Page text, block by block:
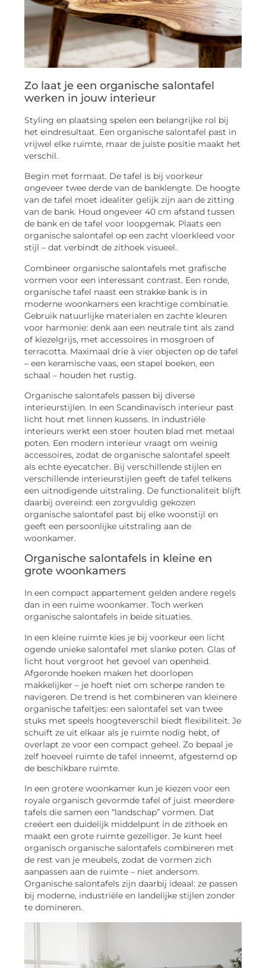
Zo laat je een organische salontafel
werken in jouw interieur
Styling en plaatsing spelen een belangrijke rol bij
het eindresultaat. Een organische salontafel past in
vrijwel elke ruimte, maar de juiste positie maakt het
verschil.
Begin met formaat. De tafel is bij voorkeur
ongeveer twee derde van de banklengte. De hoogte
van de tafel moet idealiter gelijk zijn aan de zitting
van de bank. Houd ongeveer 40 cm afstand tussen
de bank en de tafel voor loopgemak. Plaats een
organische salontafel op een zacht vloerkleed voor
stijl – dat verbindt de zithoek visueel.
Combineer organische salontafels met grafische
vormen voor een interessant contrast. Een ronde,
organische tafel naast een strakke bank is in
moderne woonkamers een krachtige combinatie.
Gebruik natuurlijke materialen en zachte kleuren
voor harmonie: denk aan een neutrale tint als zand
of kiezelgrijs, met accessoires in mosgroen of
terracotta. Maximaal drie à vier objecten op de tafel
– een keramische vaas, een stapel boeken, een
schaal – houden het rustig.
Organische salontafels passen bij diverse
interieurstijlen. In een Scandinavisch interieur past
licht hout met linnen kussens. In industriële
interieurs werkt een stoer houten blad met metaal
poten. Een modern interieur vraagt om weinig
accessoires, zodat de organische salontafel speelt
als echte eyecatcher. Bij verschillende stijlen en
verschillende interieurstijlen geeft de tafel telkens
een uitnodigende uitstraling. De functionaliteit blijft
daarbij overeind: een zorgvuldig gekozen
organische salontafel past bij elke woonstijl en
geeft een persoonlijke uitstraling aan de
woonkamer.
Organische salontafels in kleine en
grote woonkamers
In een compact appartement gelden andere regels
dan in een ruime woonkamer. Toch werken
organische salontafels in beide situaties.
In een kleine ruimte kies je bij voorkeur een licht
ogende unieke salontafel met slanke poten. Glas of
licht hout vergroot het gevoel van openheid.
Afgeronde hoeken maken het doorlopen
makkelijker – je hoeft niet om scherpe randen te
navigeren. De trend is het combineren van kleinere
organische tafeltjes: een salontafel set van twee
stuks met speels hoogteverschil biedt flexibiliteit. Je
schuift ze uit elkaar als je ruimte nodig hebt, of
overlapt ze voor een compact geheel. Zo bepaal je
zelf hoeveel ruimte de tafel inneemt, afgestemd op
de beschikbare ruimte.
In een grotere woonkamer kun je kiezen voor een
royale organisch gevormde tafel of juist meerdere
tafels die samen een “landschap” vormen. Dat
creëert een duidelijk middelpunt in de zithoek en
maakt een grote ruimte gezelliger. Je kunt heel
organisch organische salontafels combineren met
de rest van je meubels, zodat de vormen zich
aanpassen aan de ruimte – niet andersom.
Organische salontafels zijn daarbij ideaal: ze passen
bij moderne, industriële en landelijke stijlen zonder
te domineren.